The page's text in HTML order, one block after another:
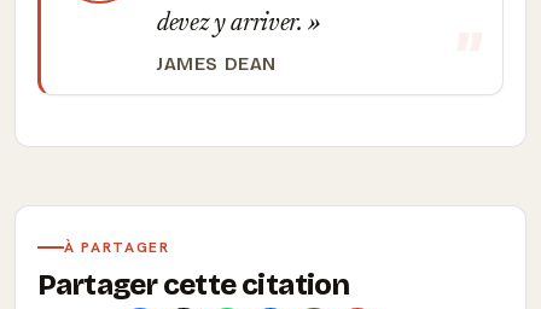
devez y arriver.
JAMES DEAN
À PARTAGER
Partager cette citation